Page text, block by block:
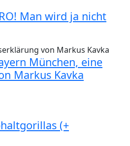
Man wird ja nicht
München, eine
Markus Kavka
(+